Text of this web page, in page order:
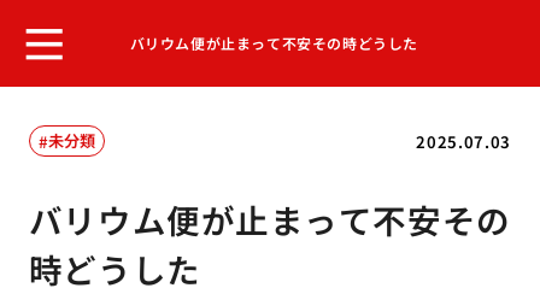
バリウム便が止まって不安その時どうした
2025.07.03
未分類
バリウム便が止まって不安その
時どうした